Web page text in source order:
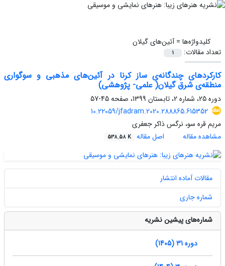
کلیدواژه‌ها =آئین‌های گیلان
تعداد مقالات:
1
کارکردهای چندگانه‌ی ساز کرنا در آئین‌های مذهبی و سوگواری
منطقه‌ی شرق گیلان( علمی- پژوهشی)
دوره 25، شماره 2، تابستان 1399، صفحه
45-57
10.22059/jfadram.2020.288865.615352
مریم قره سو، نرگس ذاکر جعفری
مشاهده مقاله
اصل مقاله 538.58 K
مقالات آماده انتشار
شماره جاری
شماره‌های پیشین نشریه
دوره 31 (1405)